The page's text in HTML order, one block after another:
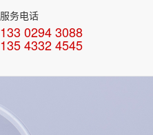
服务电话
133 0294 3088
135 4332 4545